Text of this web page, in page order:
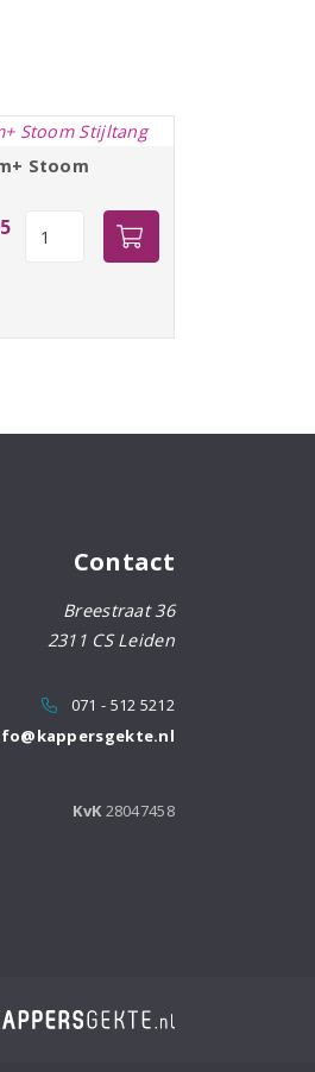
Stoom
Huidige
Stijltang
Contact
Breestraat 36
2311 CS Leiden
071 - 512 5212
KvK 28047458